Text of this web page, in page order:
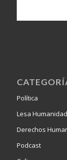
Política
Lesa Humanidad
Derechos
Podcast